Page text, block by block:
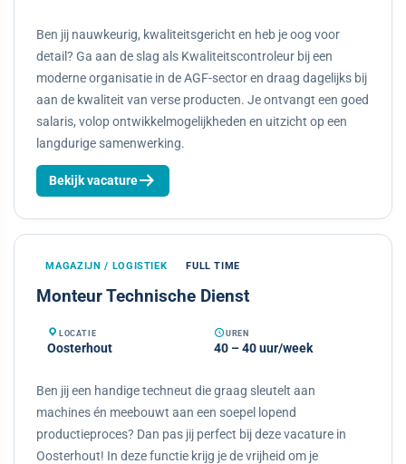
Ben jij nauwkeurig, kwaliteitsgericht en heb je oog voor
detail? Ga aan de slag als Kwaliteitscontroleur bij een
moderne organisatie in de AGF-sector en draag dagelijks bij
aan de kwaliteit van verse producten. Je ontvangt een goed
salaris, volop ontwikkelmogelijkheden en uitzicht op een
langdurige samenwerking.
Bekijk vacature
MAGAZIJN / LOGISTIEK FULL TIME
Monteur Technische Dienst
LOCATIE
Oosterhout
UREN
40 – 40 uur/week
Ben jij een handige techneut die graag sleutelt aan
machines én meebouwt aan een soepel lopend
productieproces? Dan pas jij perfect bij deze vacature in
Oosterhout! In deze functie krijg je de vrijheid om je